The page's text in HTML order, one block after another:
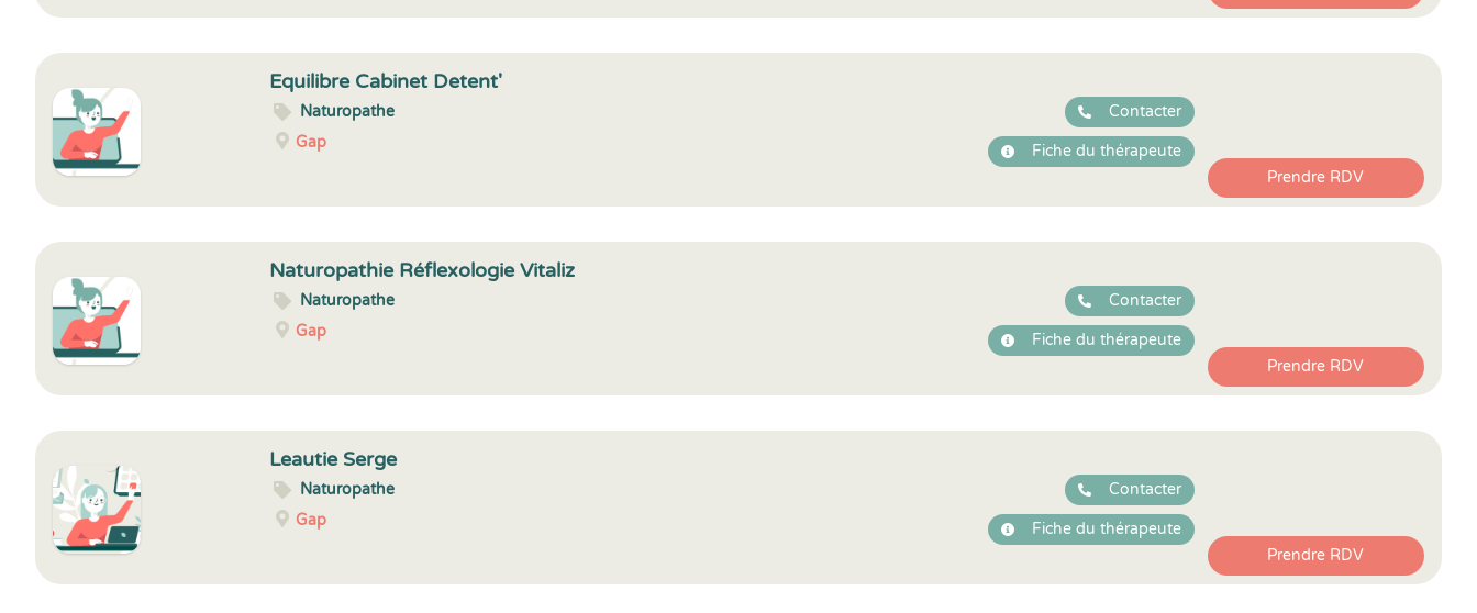
Equilibre Cabinet Detent'
Naturopathe
Gap
Contacter
Fiche du thérapeute
Prendre RDV
Naturopathie Réflexologie Vitaliz
Naturopathe
Gap
Contacter
Fiche du thérapeute
Prendre RDV
Leautie Serge
Naturopathe
Gap
Contacter
Fiche du thérapeute
Prendre RDV